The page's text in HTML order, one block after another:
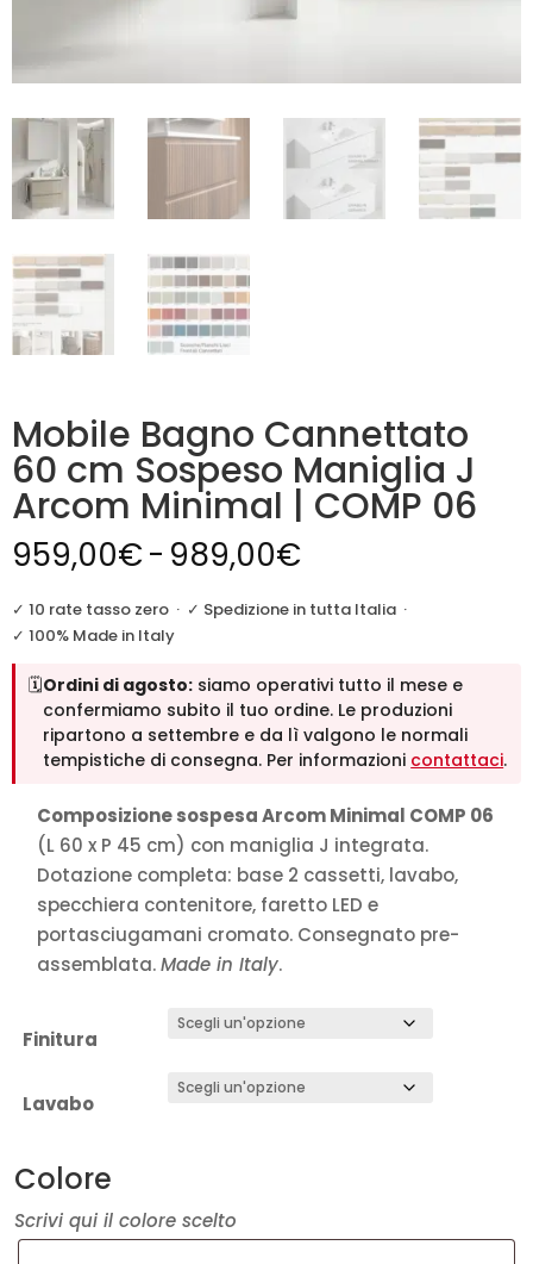
Mobile Bagno Cannettato
60 cm Sospeso Maniglia J
Arcom Minimal | COMP 06
959,00€- 989,00€
prezzo:
959,00€
a
989,00€
✓ 10 rate tasso zero · ✓ Spedizione in tutta Italia ·
✓ 100% Made in Italy
🗓️Ordini di agosto: siamo operativi tutto il mese e
confermiamo subito il tuo ordine. Le produzioni
ripartono a settembre e da lì valgono le normali
tempistiche di consegna. Per informazioni contattaci.
Composizione sospesa Arcom Minimal COMP 06
(L 60 x P 45 cm) con maniglia J integrata.
Dotazione completa: base 2 cassetti, lavabo,
specchiera contenitore, faretto LED e
portasciugamani cromato. Consegnato pre-
assemblata.Made in Italy.
Finitura
Lavabo
Colore
Scrivi qui il colore scelto